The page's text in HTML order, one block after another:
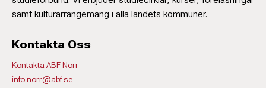
samt kulturarrangemang i alla landets kommuner.
Kontakta Oss
Kontakta ABF Norr
info.norr@abf.se